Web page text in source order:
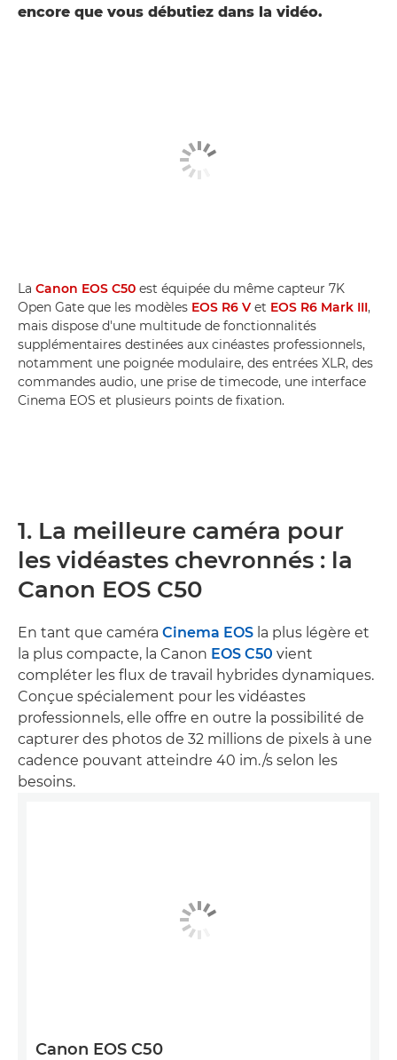
encore que vous débutiez dans la vidéo.
La Canon EOS C50 est équipée du même capteur 7K
Open Gate que les modèles EOS R6 V et EOS R6 Mark III,
mais dispose d'une multitude de fonctionnalités
supplémentaires destinées aux cinéastes professionnels,
notamment une poignée modulaire, des entrées XLR, des
commandes audio, une prise de timecode, une interface
Cinema EOS et plusieurs points de fixation.
1. La meilleure caméra pour
les vidéastes chevronnés : la
Canon EOS C50
En tant que caméra Cinema EOS la plus légère et
la plus compacte, la Canon EOS C50 vient
compléter les flux de travail hybrides dynamiques.
Conçue spécialement pour les vidéastes
professionnels, elle offre en outre la possibilité de
capturer des photos de 32 millions de pixels à une
cadence pouvant atteindre 40 im./s selon les
besoins.
Canon EOS C50